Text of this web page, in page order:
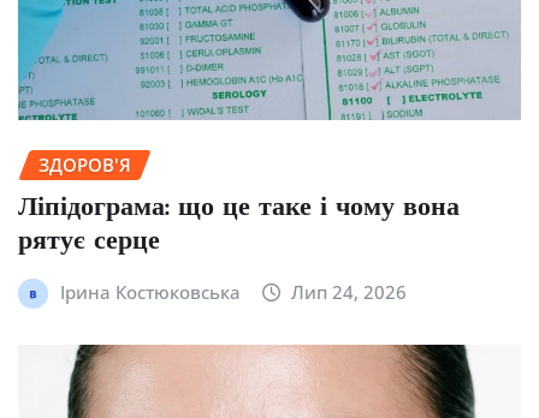
ЗДОРОВ'Я
Ліпідограма: що це таке і чому вона
рятує серце
Ірина Костюковська Лип 24, 2026